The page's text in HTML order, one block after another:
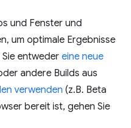
und Fenster und
um optimale Ergebnisse
entweder eine neue
andere Builds aus
verwenden (z.B. Beta
bereit ist, gehen Sie